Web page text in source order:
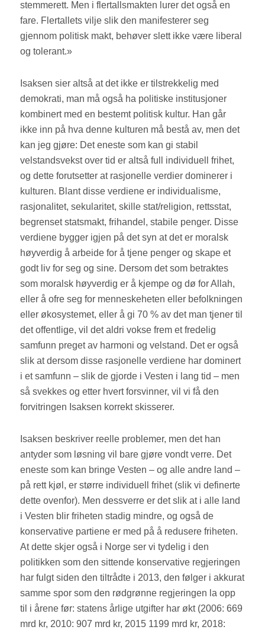
stemmerett. Men i flertallsmakten lurer det også en
fare. Flertallets vilje slik den manifesterer seg
gjennom politisk makt, behøver slett ikke være liberal
og tolerant.»
Isaksen sier altså at det ikke er tilstrekkelig med
demokrati, man må også ha politiske institusjoner
kombinert med en bestemt politisk kultur. Han går
ikke inn på hva denne kulturen må bestå av, men det
kan jeg gjøre: Det eneste som kan gi stabil
velstandsvekst over tid er altså full individuell frihet,
og dette forutsetter at rasjonelle verdier dominerer i
kulturen. Blant disse verdiene er individualisme,
rasjonalitet, sekularitet, skille stat/religion, rettsstat,
begrenset statsmakt, frihandel, stabile penger. Disse
verdiene bygger igjen på det syn at det er moralsk
høyverdig å arbeide for å tjene penger og skape et
godt liv for seg og sine. Dersom det som betraktes
som moralsk høyverdig er å kjempe og dø for Allah,
eller å ofre seg for menneskeheten eller befolkningen
eller økosystemet, eller å gi 70 % av det man tjener til
det offentlige, vil det aldri vokse frem et fredelig
samfunn preget av harmoni og velstand. Det er også
slik at dersom disse rasjonelle verdiene har dominert
i et samfunn – slik de gjorde i Vesten i lang tid – men
så svekkes og etter hvert forsvinner, vil vi få den
forvitringen Isaksen korrekt skisserer.
Isaksen beskriver reelle problemer, men det han
antyder som løsning vil bare gjøre vondt verre. Det
eneste som kan bringe Vesten – og alle andre land –
på rett kjøl, er større individuell frihet (slik vi definerte
dette ovenfor). Men dessverre er det slik at i alle land
i Vesten blir friheten stadig mindre, og også de
konservative partiene er med på å redusere friheten.
At dette skjer også i Norge ser vi tydelig i den
politikken som den sittende konservative regjeringen
har fulgt siden den tiltrådte i 2013, den følger i akkurat
samme spor som den rødgrønne regjeringen la opp
til i årene før: statens årlige utgifter har økt (2006: 669
mrd kr, 2010: 907 mrd kr, 2015 1199 mrd kr, 2018: